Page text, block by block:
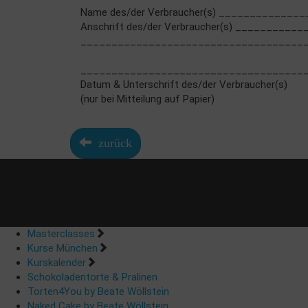
Name des/der Verbraucher(s)
Anschrift des/der Verbraucher(s)
Datum & Unterschrift des/der Verbraucher(s)
(nur bei Mitteilung auf Papier)
zurück
Masterclasses
Kurse München
Kurskalender
Schokoladentorte & Pralinen
Torten4You by Beate Wöllstein